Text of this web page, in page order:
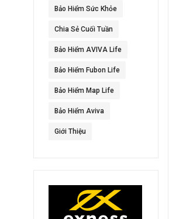
Bảo Hiểm Sức Khỏe
Chia Sẻ Cuối Tuần
Bảo Hiểm AVIVA Life
Bảo Hiểm Fubon Life
Bảo Hiểm Map Life
Bảo Hiểm Aviva
Giới Thiệu